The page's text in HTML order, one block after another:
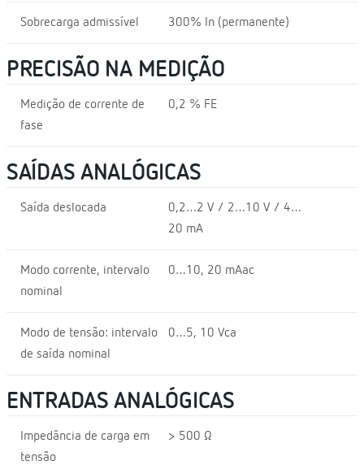
Sobrecarga admissível 300% In (permanente)
PRECISÃO NA MEDIÇÃO
Medição de corrente de
fase
0,2 % FE
SAÍDAS ANALÓGICAS
Saída deslocada
0,2…2 V / 2…10 V / 4…
20 mA
Modo corrente, intervalo
nominal
0…10, 20 mAac
Modo de tensão: intervalo
de saída nominal
0…5, 10 Vca
ENTRADAS ANALÓGICAS
Impedância de carga em
tensão
> 500 Ω